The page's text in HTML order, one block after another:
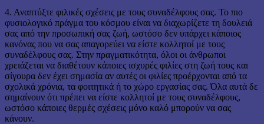
4. Αναπτύξτε φιλικές σχέσεις με τους συναδέλφους σας. Το πιο
φυσιολογικό πράγμα του κόσμου είναι να διαχωρίζετε τη δουλειά
σας από την προσωπική σας ζωή, ωστόσο δεν υπάρχει κάποιος
κανόνας που να σας απαγορεύει να είστε κολλητοί με τους
συναδέλφους σας. Στην πραγματικότητα, όλοι οι άνθρωποι
χρειάζεται να διαθέτουν κάποιες ισχυρές φιλίες στη ζωή τους και
σίγουρα δεν έχει σημασία αν αυτές οι φιλίες προέρχονται από τα
σχολικά χρόνια, τα φοιτητικά ή το χώρο εργασίας σας. Όλα αυτά δε
σημαίνουν ότι πρέπει να είστε κολλητοί με τους συναδέλφους,
ωστόσο κάποιες θερμές σχέσεις μόνο καλό μπορούν να σας
κάνουν.